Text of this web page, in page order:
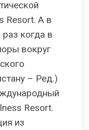
Resort. А в
когда в
вокруг
– Ред.)
Resort.
из